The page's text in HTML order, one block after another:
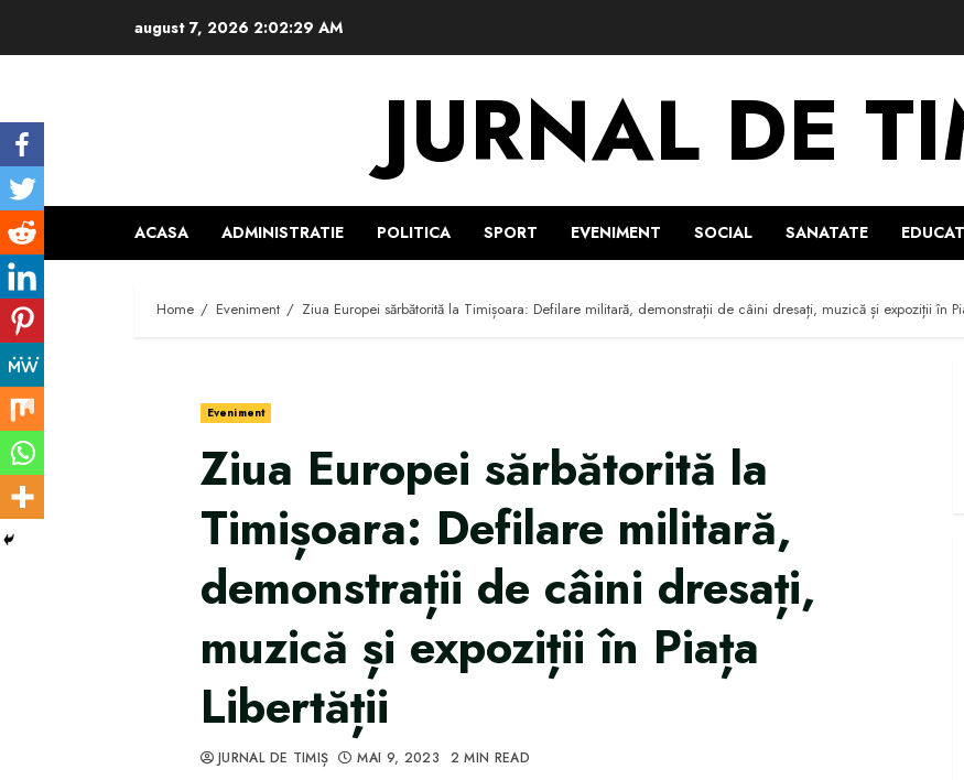
august 7, 2026 2:02:30 AM
JURNAL DE
ACASA ADMINISTRATIE POLITICA SPORT EVENIMENT SOCIAL SANATATE
Home Eveniment Ziua Europei sărbătorită la Timișoara: Defilare militară, demonstrații de câini dresați, muzică și expoziții în
Eveniment
Ziua Europei sărbătorită la
Timișoara: Defilare militară,
demonstrații de câini dresați,
muzică și expoziții în Piața
Libertății
JURNAL DE TIMIȘ MAI 9, 2023 2 MIN READ